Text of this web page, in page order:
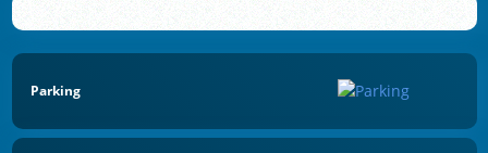
Parking